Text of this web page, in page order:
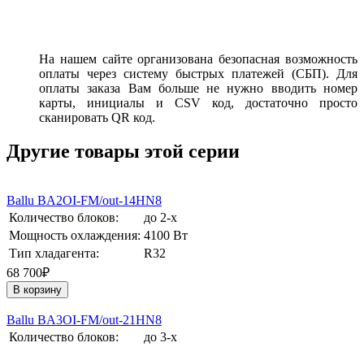
На нашем сайте организована безопасная возможность
оплаты через систему быстрых платежей (СБП). Для
оплаты заказа Вам больше не нужно вводить номер
карты, инициалы и CSV код, достаточно просто
сканировать QR код.
Другие товары этой серии
Ballu BA2OI-FM/out-14HN8
Количество блоков:
до 2-х
Мощность охлаждения: 4100 Вт
Тип хладагента:
R32
68 700₽
В корзину
Ballu BA3OI-FM/out-21HN8
Количество блоков:
до 3-х